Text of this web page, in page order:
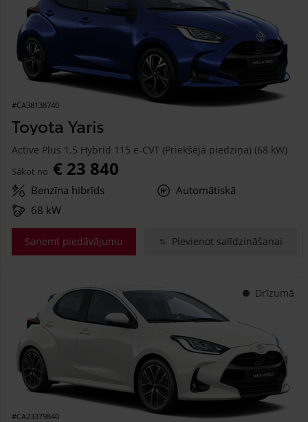
#CA38138740
Toyota Yaris
Active Plus 1.5 Hybrid 115 e-CVT (Priekšējā piedziņa) (68 kW)
Sākot no € 23 840
Benzīna hibrīds
Automātiskā
68 kW
Saņemt piedāvājumu Pievienot salīdzināšanai
Drīzumā
#CA23379840